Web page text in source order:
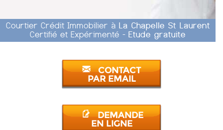
Courtier Crédit Immobilier à La Chapelle St Laurent
Certifié et Expérimenté - Etude gratuite
CONTACT
PAR EMAIL
DEMANDE
EN LIGNE